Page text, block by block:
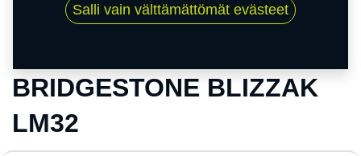
BRIDGESTONE BLIZZAK
LM32
Salli vain välttämättömät evästeet